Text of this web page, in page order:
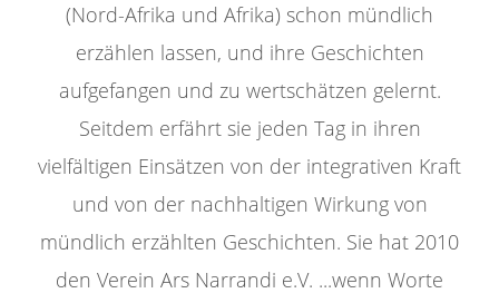
(Nord-Afrika und Afrika) schon mündlich
erzählen lassen, und ihre Geschichten
aufgefangen und zu wertschätzen gelernt.
Seitdem erfährt sie jeden Tag in ihren
vielfältigen Einsätzen von der integrativen Kraft
und von der nachhaltigen Wirkung von
mündlich erzählten Geschichten. Sie hat 2010
den Verein Ars Narrandi e.V. ...wenn Worte